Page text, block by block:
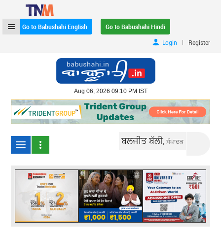
Go to Babushahi English
Go to Babushahi Hindi
Login
| Register
Aug 06, 2026 09:10 PM IST
ਬਲਜੀਤ ਬੱਲੀ,ਸੰਪਾਦਕ